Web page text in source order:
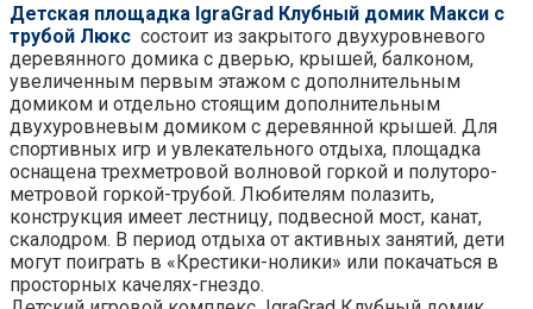
Детская площадка IgraGrad Клубный домик Макси с
трубой Люкс состоит из закрытого двухуровневого
деревянного домика с дверью, крышей, балконом,
увеличенным первым этажом с дополнительным
домиком и отдельно стоящим дополнительным
двухуровневым домиком с деревянной крышей. Для
спортивных игр и увлекательного отдыха, площадка
оснащена трехметровой волновой горкой и полуторо-
метровой горкой-трубой. Любителям полазить,
конструкция имеет лестницу, подвесной мост, канат,
скалодром. В период отдыха от активных занятий, дети
могут поиграть в «Крестики-нолики» или покачаться в
просторных качелях-гнездо.